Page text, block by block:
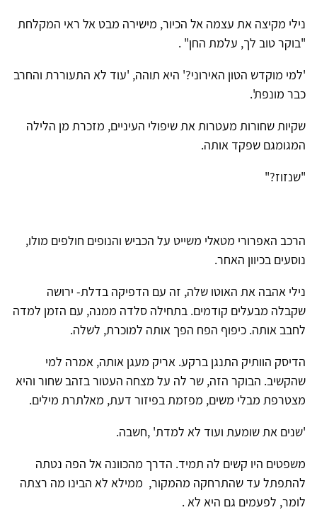
נילי מקיצה את עצמה אל הכיור, מישירה מבט אל ראי המקלחת
"בוקר טוב לך, עלמת החן" .
'למי מוקדש הטון האירוני?' היא תוהה, 'עוד לא התעוררת והחרב
כבר מונפת'.
שקיות שחורות מעטרות את שיפולי העיניים, מזכרת מן הלילה
המגומגם שפקד אותה.
"שנזוז?"
הרכב האפרורי מטאלי משייט על הכביש והנופים חולפים מולו,
נוסעים בכיוון האחר.
נילי אהבה את האוטו שלה, זה עם הדפיקה בדלת- ירושה
שקבלה מבעלים קודמים. בתחילה סלדה ממנה, עם הזמן למדה
לחבב אותה. כיפוף הפח הפך אותה למוכרת, לשלה.
הדיסק הוותיק התנגן ברקע. אריק מעגן אותה, אמרה למי
שהקשיב. הבוקר הזה, שר לה על מצחה העטור בזהב שחור והיא
מצטרפת מבלי משים, מפזמת בפיזור דעת, מאלתרת מילים.
'שנים את שומעת ועוד לא למדת' ,חשבה.
משפטים היו קשים לה תמיד. הדרך מהכוונה אל הפה נטתה
להתפתל עד שהתרחקה מהמקור, ממילא לא הבינו מה רצתה
לומר, לפעמים גם היא לא .